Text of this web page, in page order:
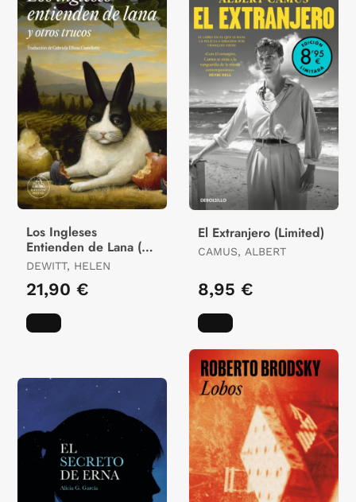
Los Ingleses
Entienden de Lana (Y
Otros Trucos)
DEWITT, HELEN
21,90 €
El Extranjero (Limited)
CAMUS, ALBERT
8,95 €